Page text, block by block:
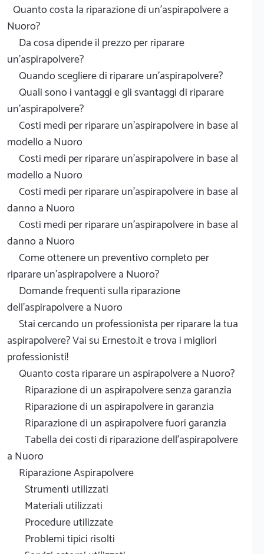
Quanto costa la riparazione di un'aspirapolvere a
Nuoro?
Da cosa dipende il prezzo per riparare
un'aspirapolvere?
Quando scegliere di riparare un'aspirapolvere?
Quali sono i vantaggi e gli svantaggi di riparare
un'aspirapolvere?
Costi medi per riparare un'aspirapolvere in base al
modello a Nuoro
Costi medi per riparare un'aspirapolvere in base al
modello a Nuoro
Costi medi per riparare un'aspirapolvere in base al
danno a Nuoro
Costi medi per riparare un'aspirapolvere in base al
danno a Nuoro
Come ottenere un preventivo completo per
riparare un'aspirapolvere a Nuoro?
Domande frequenti sulla riparazione
dell'aspirapolvere a Nuoro
Stai cercando un professionista per riparare la tua
aspirapolvere? Vai su Ernesto.it e trova i migliori
professionisti!
Quanto costa riparare un aspirapolvere a Nuoro?
Riparazione di un aspirapolvere senza garanzia
Riparazione di un aspirapolvere in garanzia
Riparazione di un aspirapolvere fuori garanzia
Tabella dei costi di riparazione dell'aspirapolvere
a Nuoro
Riparazione Aspirapolvere
Strumenti utilizzati
Materiali utilizzati
Procedure utilizzate
Problemi tipici risolti